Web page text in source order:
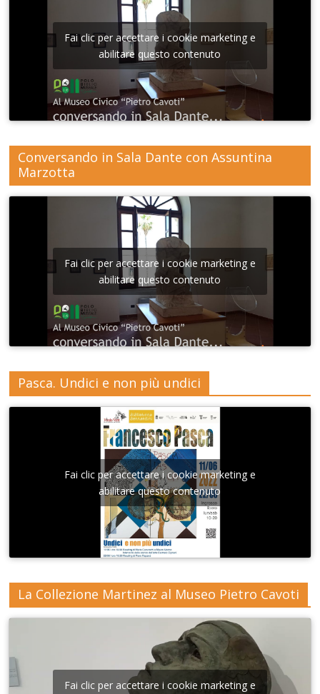
Fai clic per accettare i cookie marketing e
abilitare questo contenuto
Conversando in Sala Dante con Assuntina
Marzotta
Fai clic per accettare i cookie marketing e
abilitare questo contenuto
Pasca. Undici e non più undici
Fai clic per accettare i cookie marketing e
abilitare questo contenuto
La Collezione Martinez al Museo Pietro Cavoti
Fai clic per accettare i cookie marketing e